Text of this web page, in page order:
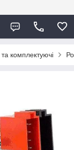
комплектуючі